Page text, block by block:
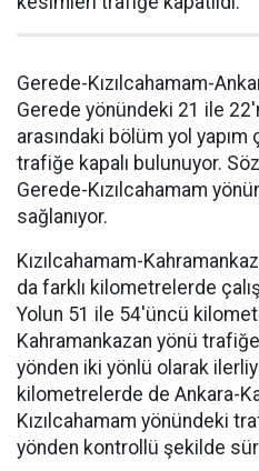
Gerede-Kızılcahamam-
Gerede yönündeki 21 ile
arasındaki bölüm yol yapım
trafiğe kapalı bulunuyor.
Gerede-Kızılcahamam
sağlanıyor.
Kızılcahamam-
da farklı kilometrelerde
Yolun 51 ile 54'üncü
Kahramankazan yönü
yönden iki yönlü olarak
kilometrelerde de Ankara-
Kızılcahamam yönündeki
yönden kontrollü şekilde